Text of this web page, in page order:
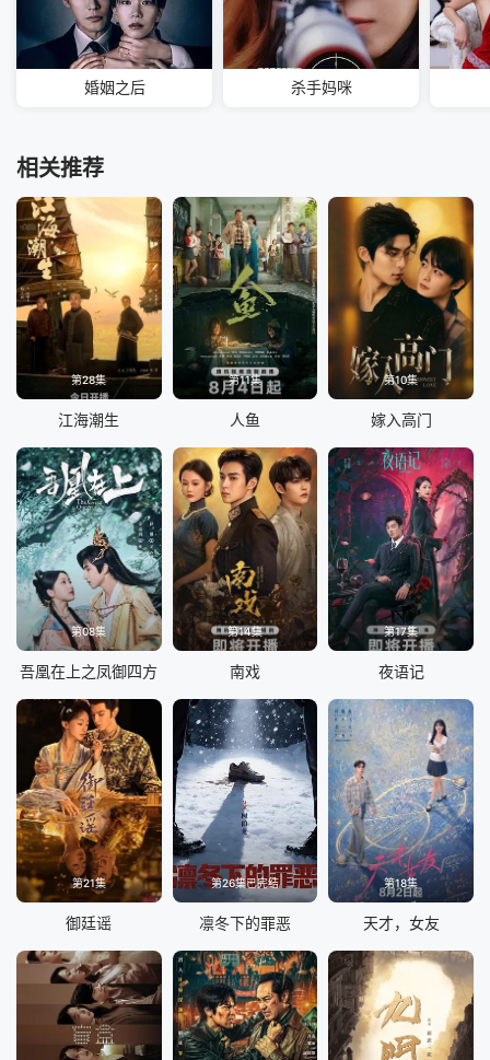
婚姻之后 杀手妈咪
相关推荐
第28集
江海潮生
第11集
人鱼
第10集
嫁入高门
第08集
吾凰在上之凤御四方
第14集
南戏
第17集
夜语记
第21集
御廷谣
第26集已完结
凛冬下的罪恶
第18集
天才，女友